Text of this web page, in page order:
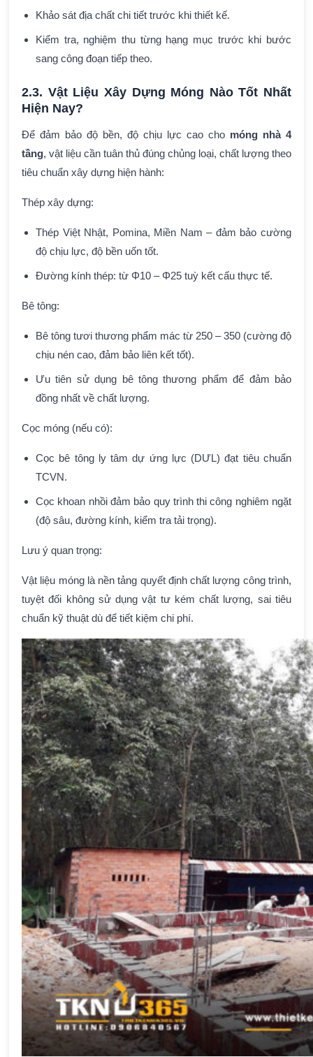
Khảo sát địa chất chi tiết trước khi thiết kế.
Kiểm tra, nghiệm thu từng hạng mục trước khi bước
sang công đoạn tiếp theo.
2.3. Vật Liệu Xây Dựng Móng Nào Tốt Nhất
Hiện Nay?
Để đảm bảo độ bền, độ chịu lực cao cho móng nhà 4
tầng, vật liệu cần tuân thủ đúng chủng loại, chất lượng theo
tiêu chuẩn xây dựng hiện hành:
Thép xây dựng:
Thép Việt Nhật, Pomina, Miền Nam – đảm bảo cường
độ chịu lực, độ bền uốn tốt.
Đường kính thép: từ Φ10 – Φ25 tuỳ kết cấu thực tế.
Bê tông:
Bê tông tươi thương phẩm mác từ 250 – 350 (cường độ
chịu nén cao, đảm bảo liên kết tốt).
Ưu tiên sử dụng bê tông thương phẩm để đảm bảo
đồng nhất về chất lượng.
Cọc móng (nếu có):
Cọc bê tông ly tâm dự ứng lực (DƯL) đạt tiêu chuẩn
TCVN.
Cọc khoan nhồi đảm bảo quy trình thi công nghiêm ngặt
(độ sâu, đường kính, kiểm tra tải trọng).
Lưu ý quan trọng:
Vật liệu móng là nền tảng quyết định chất lượng công trình,
tuyệt đối không sử dụng vật tư kém chất lượng, sai tiêu
chuẩn kỹ thuật dù để tiết kiệm chi phí.